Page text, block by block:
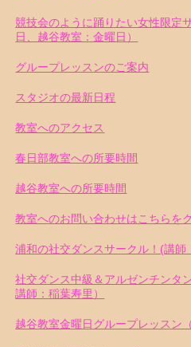
競技会のように踊りたい女性限定
日、越谷教室：金曜日）
グループレッスンのご案内
スタジオの最新日程
教室へのアクセス
春日部教室への所要時間
越谷教室への所要時間
教室へのお問い合わせはこちらを
浦和の社交ダンスサークル！(講師
社交ダンス中級＆アルゼンチン
講師：稲葉寿里）
越谷教室金曜日グループレッスン